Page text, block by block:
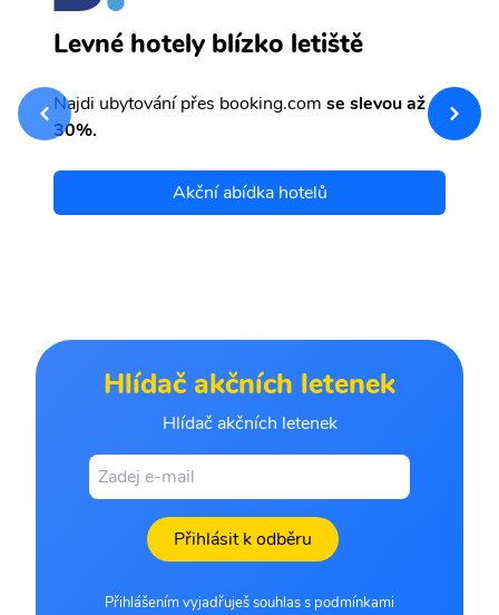
Levné hotely blízko letiště
Najdi ubytování přes booking.com se slevou až
30%.
Akční abídka hotelů
Hlídač akčních letenek
Hlídač akčních letenek
Přihlásit k odběru
Přihlášením vyjadřuješ souhlas s podmínkami